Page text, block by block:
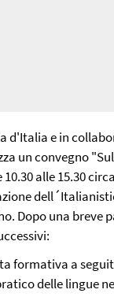
d'Italia e in
un convegno
alle 15.30
Dopo una breve
formativa a
delle lingue